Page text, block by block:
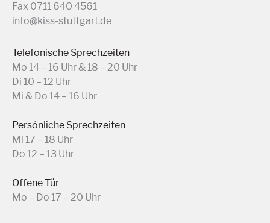
Fax 0711 640 4561
info@kiss-stuttgart.de
Telefonische Sprechzeiten
Mo 14 – 16 Uhr & 18 – 20 Uhr
Di 10 – 12 Uhr
Mi & Do 14 – 16 Uhr
Persönliche Sprechzeiten
Mi 17 – 18 Uhr
Do 12 – 13 Uhr
Offene Tür
Mo – Do 17 – 20 Uhr